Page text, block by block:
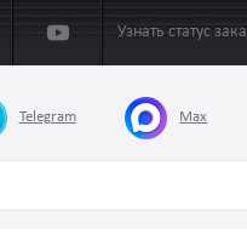
Узнать статус
Telegram Max